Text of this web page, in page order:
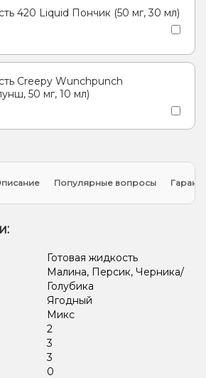
420 Liquid Пончик (50 мг, 30 мл)
Creepy Wunchpunch
50 мг, 10 мл)
Популярные вопросы
Готовая жидкость
Малина, Персик, Черника/
Голубика
Ягодный
Микс
2
3
3
0